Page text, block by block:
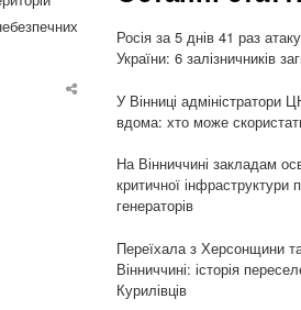
Share
Росія за 5 днів 41 раз
України: 6 залізничників
У Вінниці
вдома: хто може
На Вінниччині закладам
критичної інфраструктури
генераторів
Переїхала з Херсонщини
Вінниччині: історія
Курилівців